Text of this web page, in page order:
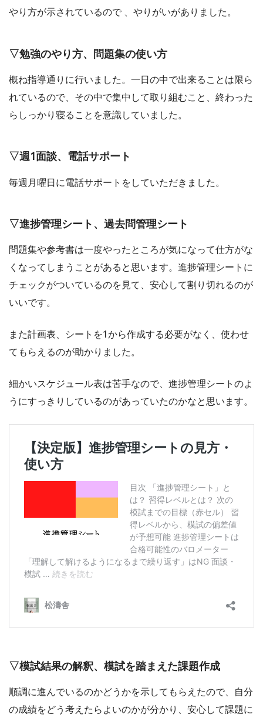
やり方が示されているので 、やりがいがありました。
▽勉強のやり方、問題集の使い方
概ね指導通りに行いました。一日の中で出来ることは限ら
れているので、その中で集中して取り組むこと、終わった
らしっかり寝ることを意識していました。
▽週1面談、電話サポート
毎週月曜日に電話サポートをしていただきました。
▽進捗管理シート、過去問管理シート
問題集や参考書は一度やったところが気になって仕方がな
くなってしまうことがあると思います。進捗管理シートに
チェックがついているのを見て、安心して割り切れるのが
いいです。
また計画表、シートを1から作成する必要がなく、使わせ
てもらえるのが助かりました。
細かいスケジュール表は苦手なので、進捗管理シートのよ
うにすっきりしているのがあっていたのかなと思います。
▽模試結果の解釈、模試を踏まえた課題作成
順調に進んでいるのかどうかを示してもらえたので、自分
の成績をどう考えたらよいのかが分かり、安心して課題に